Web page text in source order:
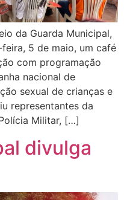
da Guarda Municipal,
5 de maio, um café
com programação
nacional de
sexual de crianças e
representantes da
Militar, […]
divulga